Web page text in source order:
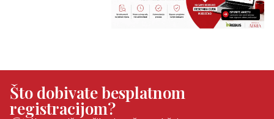
Što dobivate besplatnom
registracijom?